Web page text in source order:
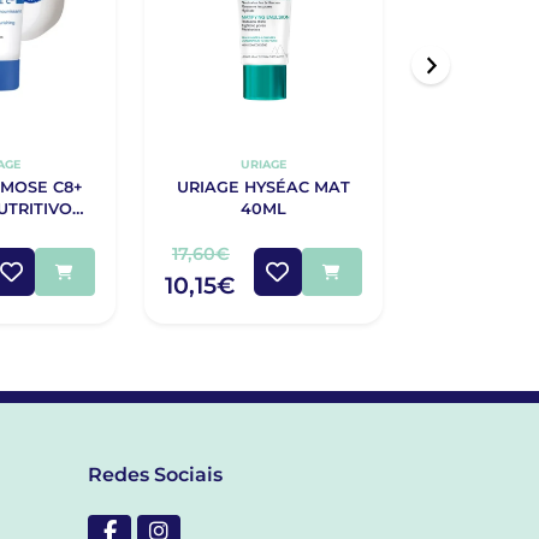
C8+
URIAGE
URIAGE HYSÉAC MAT
40ML
17,60€
10,15€
Redes Sociais